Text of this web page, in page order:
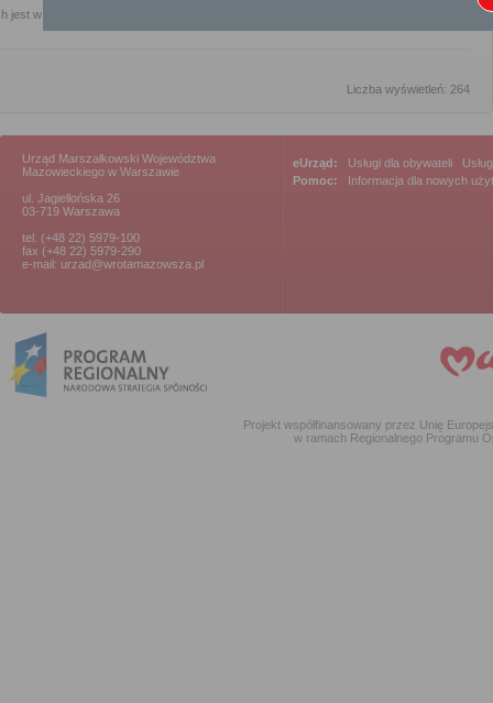
w sekcji "Pomoc" w menu przeglądarki internetowej.
Liczba wyświetleń: 264
Urząd Marszałkowski Województwa
Mazowieckiego w Warszawie
ul. Jagiellońska 26
03-719 Warszawa
tel. (+48 22) 5979-100
fax (+48 22) 5979-290
e-mail: urzad@wrotamazowsza.pl
eUrząd: Usługi dla obywateli
Pomoc:
Informacja dla nowych
Projekt współfinansowany przez Unię
w ramach Regionalnego Programu